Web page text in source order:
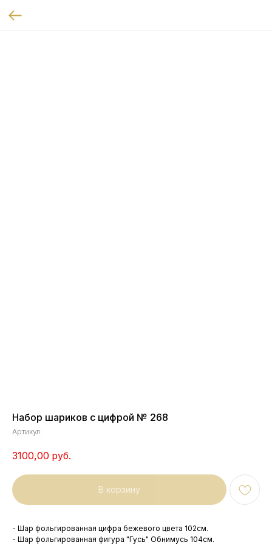
Набор шариков с цифрой № 268
Артикул:
3100,00 руб.
В корзину
- Шар фольгированная цифра бежевого цвета 102см.
- Шар фольгированная фигура "Гусь" Обнимусь 104см.